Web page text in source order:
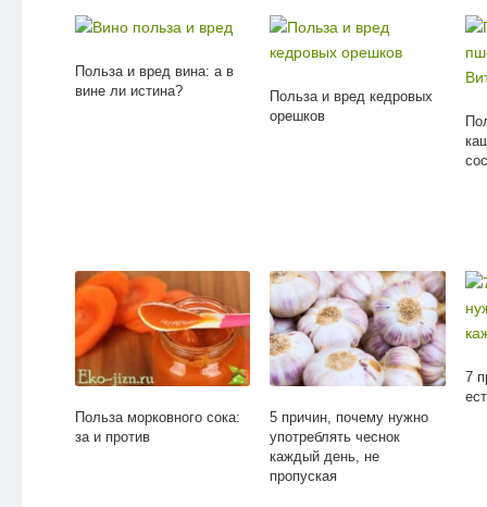
Польза и вред вина: а в
вине ли истина?
Польза и вред кедровых
орешков
Польза морковного сока:
за и против
5 причин, почему нужно
употреблять чеснок
каждый день, не
пропуская
7